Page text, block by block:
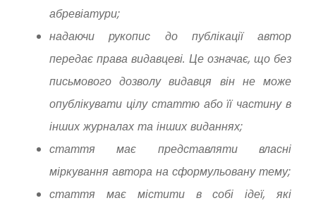
абревіатури;
надаючи рукопис до публікації автор
передає права видавцеві. Це означає, що без
письмового дозволу видавця він не може
опублікувати цілу статтю або її частину в
інших журналах та інших виданнях;
стаття має представляти власні
міркування автора на сформульовану тему;
стаття має містити в собі ідеї, які